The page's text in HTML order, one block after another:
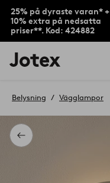
25% på dyraste varan* +
10% extra på nedsatta
priser**. Kod: 424882
Jotex
logotyp
till
Tillbaka
Belysning Vägglampor